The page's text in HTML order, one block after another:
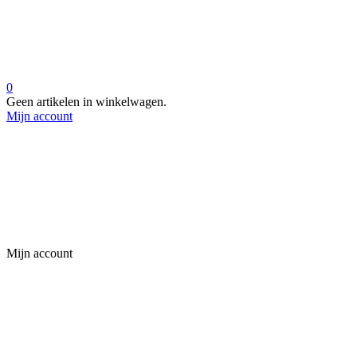
0
Geen artikelen in winkelwagen.
Mijn account
Mijn account